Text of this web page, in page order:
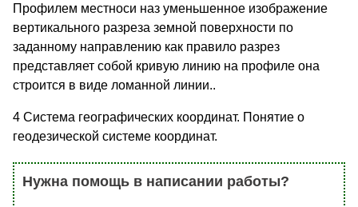
Профилем местноси наз уменьшенное изображение
вертикального разреза земной поверхности по
заданному направлению как правило разрез
представляет собой кривую линию на профиле она
строится в виде ломанной линии..
4 Система географических координат. Понятие о
геодезической системе координат.
Нужна помощь в написании работы?